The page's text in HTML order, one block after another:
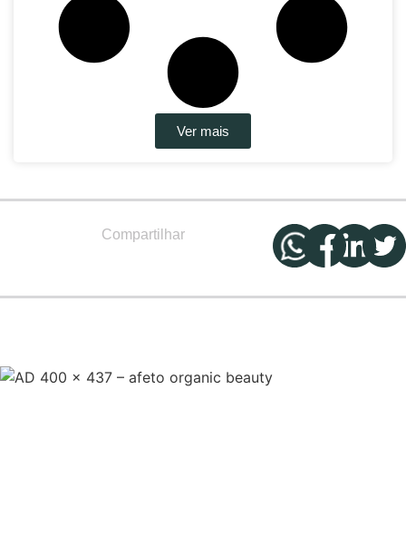
Ver mais
Compartilhar